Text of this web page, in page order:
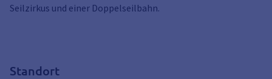
Seilzirkus und einer Doppelseilbahn.
Standort